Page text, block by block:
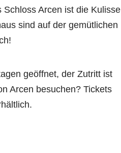
Arcen ist die Kulisse
sind auf der gemütlichen
geöffnet, der Zutritt ist
Arcen besuchen? Tickets